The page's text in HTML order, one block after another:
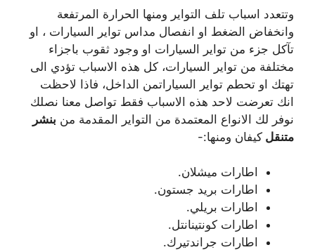
وتتعدد اسباب تلف التواير ومنها الحرارة المرتفعة
وانخفاض الضغط او انفصال مداس تواير السيارات ، او
تآكل جزء من تواير السيارات او وجود ثقوب باجزاء
مختلفة من تواير السيارات، كل هذه الاسباب تؤدي الى
تهتك او تحطم تواير السياراتمن الداخل، فاذا لاحظت
انك تعرضت لاحد هذه الاسباب فقط تواصل معنا نصلك
نوفر لك الانواع المعتمدة من التواير المقدمة من بنشر
متنقل كيفان ومنها:-
اطارات ميشلان.
اطارات بريد جستون.
اطارات بريلي.
اطارات كونتينانتل.
اطارات جراندتيرك.